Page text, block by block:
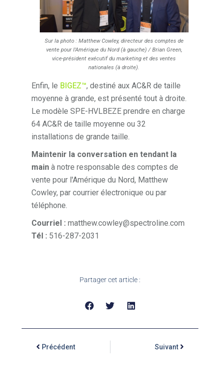
Sur la photo : Matthew Cowley, directeur des comptes de
vente pour l'Amérique du Nord (à gauche) / Brian Green,
vice-président exécutif du marketing et des ventes
nationales (à droite).
Enfin, le BIGEZ™, destiné aux AC&R de taille
moyenne à grande, est présenté tout à droite.
Le modèle SPE-HVLBEZE prendre en charge
64 AC&R de taille moyenne ou 32
installations de grande taille.
Maintenir la conversation en tendant la
main à notre responsable des comptes de
vente pour l'Amérique du Nord, Matthew
Cowley, par courrier électronique ou par
téléphone.
Courriel : matthew.cowley@spectroline.com
Tél : 516-287-2031
Partager cet article :
Précédent Suivant